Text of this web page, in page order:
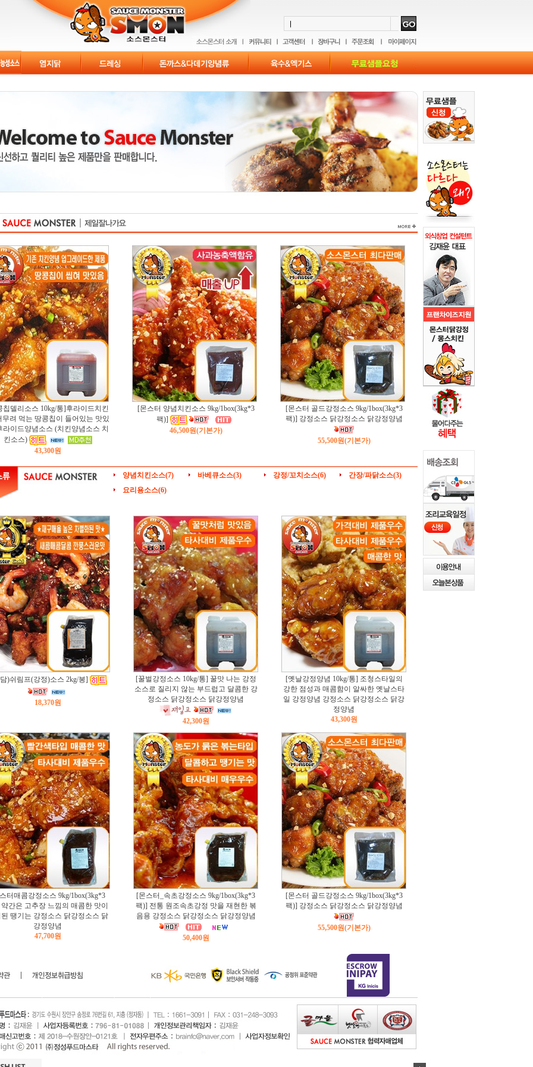
칩델리소스 10kg/통]후라이드치킨
무려 먹는 땅콩칩이 들어있는 맛있
라이드양념소스 (치킨양념소스 치
킨소스)
43,300원
[몬스터 양념치킨소스 9kg/1box(3kg*3
팩)]
46,500원(기본가)
[몬스터 골드강정소스 9kg/1box(3kg*3
팩)] 강정소스 닭강정소스 닭강정양념
55,500원(기본가)
양념치킨소스(7) 바베큐소스(3) 강정/꼬치소스(6)
간장/파닭소스(3)
요리용소스(6)
)쉬림프(강정)소스 2kg/봉]
18,370원
[꿀벌강정소스 10kg/통] 꿀맛 나는 강정
소스로 질리지 않는 부드럽고 달콤한 강
정소스 닭강정소스 닭강정양념
42,300원
[옛날강정양념 10kg/통] 조청스타일의
강한 점성과 매콤함이 알싸한 옛날스타
일 강정양념 강정소스 닭강정소스 닭강
정양념
43,300원
터매콤강정소스 9kg/1box(3kg*3
간은 고추장 느낌의 매콤한 맛이
땡기는 강정소스 닭강정소스 닭
강정양념
47,700원
[몬스터_속초강정소스 9kg/1box(3kg*3
팩)] 전통 원조속초강정 맛을 재현한 볶
음용 강정소스 닭강정소스 닭강정양념
50,400원
[몬스터 골드강정소스 9kg/1box(3kg*3
팩)] 강정소스 닭강정소스 닭강정양념
55,500원(기본가)